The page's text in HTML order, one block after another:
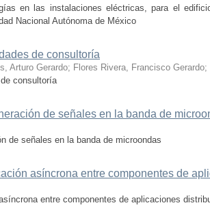
en las instalaciones eléctricas, para el
Nacional Autónoma de México
de consultoría
Arturo Gerardo; Flores Rivera, Francisco Gerardo;
consultoría
de señales en la banda de
de señales en la banda de microondas
asíncrona entre componentes de
entre componentes de aplicaciones